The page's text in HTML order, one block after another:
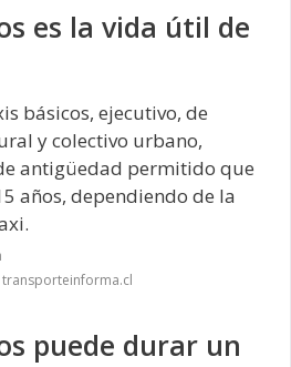
es la vida útil de
básicos, ejecutivo, de
y colectivo urbano,
antigüedad permitido que
años, dependiendo de la
puede durar un